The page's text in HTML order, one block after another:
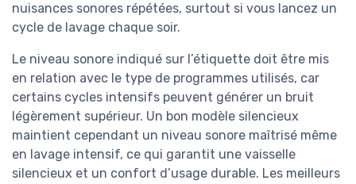
nuisances sonores répétées, surtout si vous lancez un
cycle de lavage chaque soir.
Le niveau sonore indiqué sur l’étiquette doit être mis
en relation avec le type de programmes utilisés, car
certains cycles intensifs peuvent générer un bruit
légèrement supérieur. Un bon modèle silencieux
maintient cependant un niveau sonore maîtrisé même
en lavage intensif, ce qui garantit une vaisselle
silencieux et un confort d’usage durable. Les meilleurs